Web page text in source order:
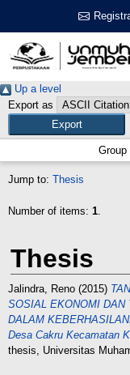
Up a level
Export as
Group
Jump to: Thesis
Number of items: 1.
Thesis
Jalindra, Reno (2015)
SOSIAL EKONOMI DAN
DALAM
Desa Cakru Kecamatan
thesis, Universitas